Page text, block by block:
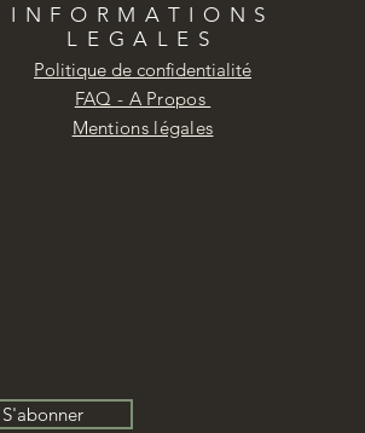
INFORMATIONS
LEGALES
Politique de confidentialité
FAQ - A Propos
Mentions légales
S'abonner